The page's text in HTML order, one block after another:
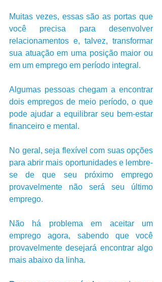
Muitas vezes, essas são as portas que
você precisa para desenvolver
relacionamentos e, talvez, transformar
sua atuação em uma posição maior ou
em um emprego em período integral.
Algumas pessoas chegam a encontrar
dois empregos de meio período, o que
pode ajudar a equilibrar seu bem-estar
financeiro e mental.
No geral, seja flexível com suas opções
para abrir mais oportunidades e lembre-
se de que seu próximo emprego
provavelmente não será seu último
emprego.
Não há problema em aceitar um
emprego agora, sabendo que você
provavelmente desejará encontrar algo
mais abaixo da linha.